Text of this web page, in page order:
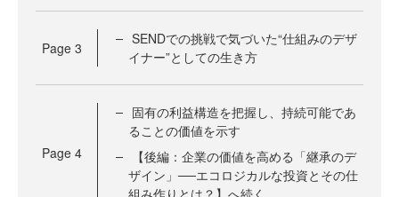
Page 3
SENDでの挑戦で気づいた“仕組みのデザ
イナー”としての生き方
Page 4
固有の利益構造を把握し、持続可能であ
ることの価値を示す
【後編：企業の価値を高める「継承のデ
ザイン」──エコロジカルな投資とその仕